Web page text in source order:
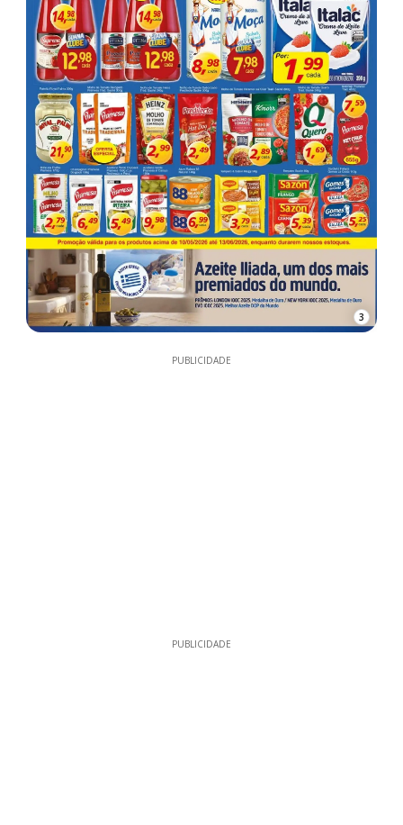
3
PUBLICIDADE
PUBLICIDADE